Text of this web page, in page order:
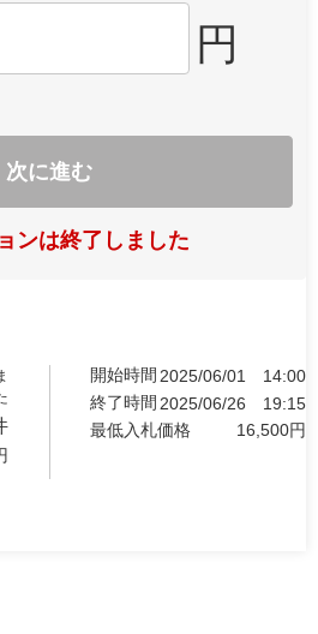
円
次に進む
ンは終了しました
開始時間 2025/06/01
14:00
終了時間 2025/06/26
19:15
最低入札価格
16,500円